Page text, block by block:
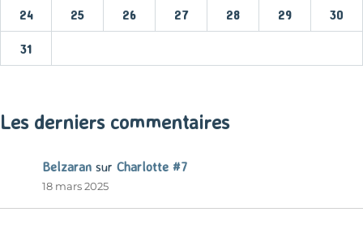
24 25 26 27 28 29 30
31
Les derniers commentaires
Belzaran sur Charlotte #7
18 mars 2025